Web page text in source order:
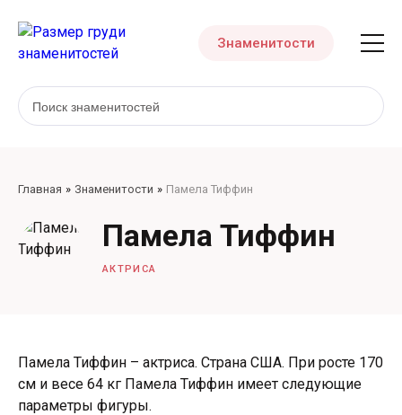
Знаменитости
Главная Знаменитости Памела Тиффин
Памела Тиффин
АКТРИСА
Памела Тиффин – актриса. Страна США. При росте 170
см и весе 64 кг Памела Тиффин имеет следующие
параметры фигуры.